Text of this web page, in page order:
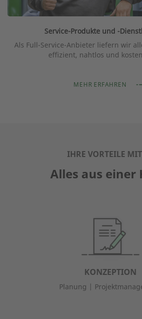
Service-Produkte und -
Als Full-Service-Anbieter liefern wir
effizient, nahtlos und
MEHR ERFAHREN
IHRE VORTEILE
Alles aus einer
KONZEPTION
Planung |